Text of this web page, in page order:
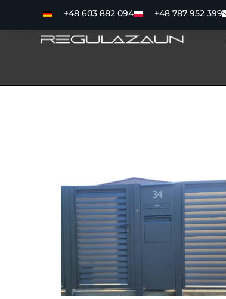
+48 603 882 094 +48 787 952 399